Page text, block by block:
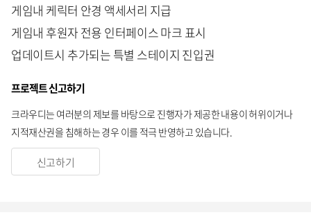
게임내 케릭터 안경 액세서리 지급
게임내 후원자 전용 인터페이스 마크 표시
업데이트시 추가되는 특별 스테이지 진입권
프로젝트 신고하기
크라우디는 여러분의 제보를 바탕으로 진행자가 제공한 내용이 허위이거나
지적재산권을 침해하는 경우 이를 적극 반영하고 있습니다.
신고하기